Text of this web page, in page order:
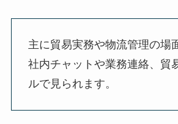
主に貿易実務や物流管理の場
社内チャットや業務連絡、貿
ルで見られます。